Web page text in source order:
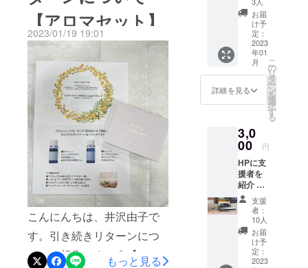
いました。ネイルをするだ
けで話も弾み笑顔も増え
る！改めて化粧って本当に
素晴らしいと実感しました
帰り際に皆様が作成してく
ださったリースをプレゼン
トしていただきました※施設
側から写真はNGとのことで
したので、様子をご覧いた
だけないのが残念です！
待ちください。美肌の基本
は落とすことから！クレン
ジング＆洗顔できちんとお
肌を整えて、今以上の美肌
になられますように！今後
とも引き続きよろしくお願
いいたします。
【アロマセット】
2023/01/19 19:01
こんにんちは、井沢由子で
す。引き続きリターンにつ
いてご報告です。◇【アロ
もっと見る
が喜んでく
ださり、キ
レイになら
れる姿を見
て化粧品の
販売をする
ことがとて
り、気づけ
ば美容歴25
年。あっと
いう間でし
そこで数多
くのお客様
の アイ
テムと
なりま
す。
https://
kksiste
r.com/
す。 私
YouTub
eチャン
ネルに
て、い
ただき
ました
ご質問
動画を
配信さ
せてい
ただき
ます。
お悩み
内容に
ついて
は メー
ルでお
知らせ
くださ
い。 番
お届
け予
定：
2023
年01
月
詳細を見る
こ
の
リ
タ
ー
ン
を
選
択
す
る
3,0
00 円
HPに支
援者を
紹介 当
店の
ホーム
ページ
にて、
会社名/
お名前
を記載
支援
者：
10人
お届
け予
定：
2023